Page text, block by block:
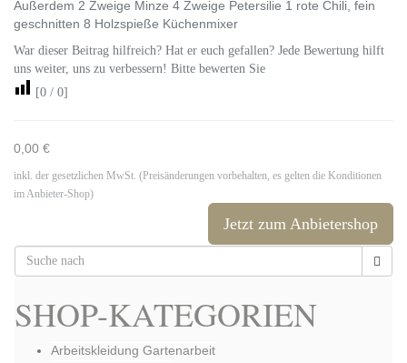
Außerdem 2 Zweige Minze 4 Zweige Petersilie 1 rote Chili, fein
geschnitten 8 Holzspieße Küchenmixer
War dieser Beitrag hilfreich? Hat er euch gefallen? Jede Bewertung hilft
uns weiter, uns zu verbessern! Bitte bewerten Sie
[0 / 0]
0,00 €
inkl. der gesetzlichen MwSt. (Preisänderungen vorbehalten, es gelten die Konditionen
im Anbieter-Shop)
Jetzt zum Anbietershop
SHOP-KATEGORIEN
Arbeitskleidung Gartenarbeit